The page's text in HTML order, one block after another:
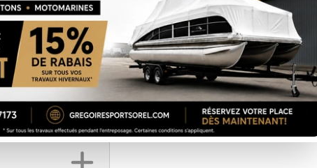
DEMANDE DE FINANCEMENT